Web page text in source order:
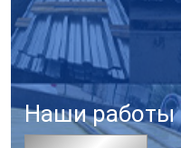
Наши работы